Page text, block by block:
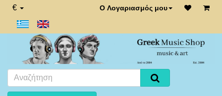
€ Ο Λογαριασμός μου